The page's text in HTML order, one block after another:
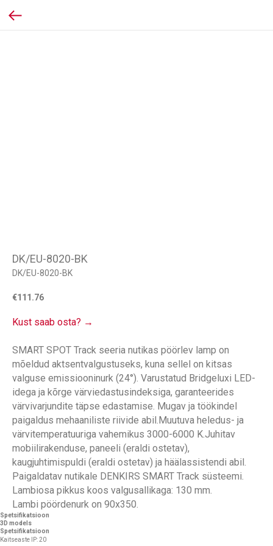
DK/EU-8020-BK
DK/EU-8020-BK
€111.76
Kust saab osta? →
SMART SPOT Track seeria nutikas pöörlev lamp on
mõeldud aktsentvalgustuseks, kuna sellel on kitsas
valguse emissiooninurk (24°). Varustatud Bridgeluxi LED-
idega ja kõrge värviedastusindeksiga, garanteerides
värvivarjundite täpse edastamise. Mugav ja töökindel
paigaldus mehaaniliste riivide abil.Muutuva heledus- ja
värvitemperatuuriga vahemikus 3000-6000 K.Juhitav
mobiilirakenduse, paneeli (eraldi ostetav),
kaugjuhtimispuldi (eraldi ostetav) ja häälassistendi abil.
Paigaldatav nutikale DENKIRS SMART Track süsteemi.
Lambiosa pikkus koos valgusallikaga: 130 mm.
Lambi pöördenurk on 90x350.
Spetsifikatsioon
3D models
Spetsifikatsioon
Kaitseaste IP: 20